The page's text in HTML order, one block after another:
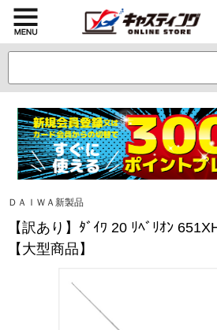
ＤＡＩＷＡ新製品
【訳あり】ﾀﾞｲﾜ 20 ﾘﾍﾞﾘｵﾝ
【大型商品】